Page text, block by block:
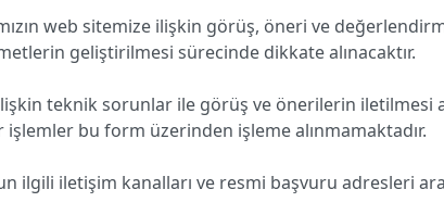
web sitemize ilişkin görüş, öneri ve
geliştirilmesi sürecinde dikkate alınacaktır.
teknik sorunlar ile görüş ve önerilerin iletilmesi
işlemler bu form üzerinden işleme alınmamaktadır.
iletişim kanalları ve resmi başvuru adresleri